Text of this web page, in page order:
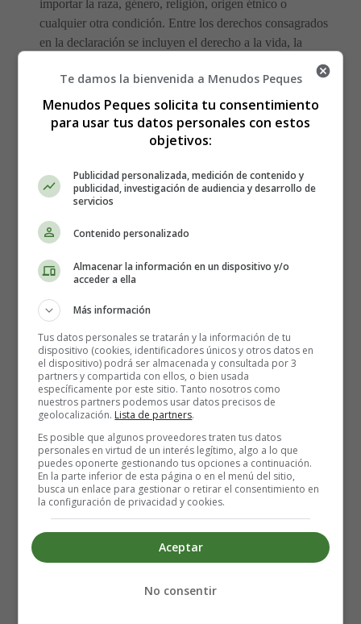
importar la raza, género, religión, origen étnico o
cualquier otra condición. Entre los derechos consagrados
en la declaración se incluyen el derecho a la vida, la
expresión y la protección contra la tortura y la
discriminación.
El Día de los Derechos Humanos se celebra para
Universal de Derechos Humanos y para promover la
igualdad, la justicia y la dignidad para todos los seres
se busca educar y sensibilizar a la sociedad sobre los
promoverlos en todo el mundo.
Derechos Humanos -
Preámbulo
Considerando que lalibertad , lajusticiay lapaz
mundo tienen por base el reconocimiento de la dignidad
intrínseca y de los derechos iguales e inalienables de
todos los miembros de la familia humana.
Considerando que el desconocimiento y el menosprecio
de losderechos humanoshan originado actos de
barbarie ultrajantes para la conciencia de la
,
y que se ha proclamado, como la aspiración más elevada
seres humanos, liberados del temor y de la miseria,
Te damos la bienvenida a Menudos Peques
Menudos Peques solicita tu consentimiento
para usar tus datos personales con estos
objetivos:
Publicidad personalizada, medición de contenido y
publicidad, investigación de audiencia y desarrollo de
servicios
Contenido personalizado
Almacenar la información en un dispositivo y/o
acceder a ella
Más información
Tus datos personales se tratarán y la información de tu
dispositivo (cookies, identificadores únicos y otros datos en
el dispositivo) podrá ser almacenada y consultada por 3
partners y compartida con ellos, o bien usada
específicamente por este sitio. Tanto nosotros como
nuestros partners podemos usar datos precisos de
geolocalización. Lista de partners.
Es posible que algunos proveedores traten tus datos
personales en virtud de un interés legítimo, algo a lo que
puedes oponerte gestionando tus opciones a continuación.
En la parte inferior de esta página o en el menú del sitio,
busca un enlace para gestionar o retirar el consentimiento en
la configuración de privacidad y cookies.
Aceptar
No consentir